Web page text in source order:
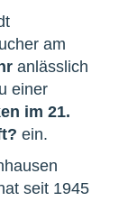
am
anlässlich
einer
im 21.
ein.
seit 1945